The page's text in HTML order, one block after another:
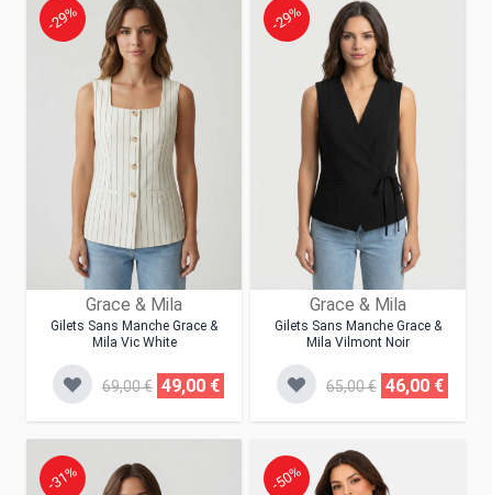
Grace & Mila
Gilets Sans Manche Grace &
Mila Vic White
-29%
69,00 € 49,00 €
Grace & Mila
Gilets Sans Manche Grace &
Mila Vilmont Noir
-29%
65,00 € 46,00 €
-31% -50%